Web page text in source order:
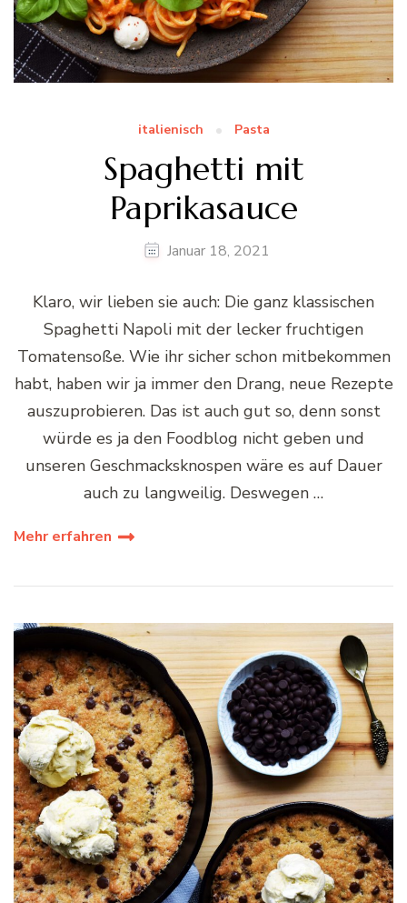
italienisch Pasta
Spaghetti mit
Paprikasauce
Januar 18, 2021
Klaro, wir lieben sie auch: Die ganz klassischen
Spaghetti Napoli mit der lecker fruchtigen
Tomatensoße. Wie ihr sicher schon mitbekommen
habt, haben wir ja immer den Drang, neue Rezepte
auszuprobieren. Das ist auch gut so, denn sonst
würde es ja den Foodblog nicht geben und
unseren Geschmacksknospen wäre es auf Dauer
auch zu langweilig. Deswegen …
Mehr erfahren